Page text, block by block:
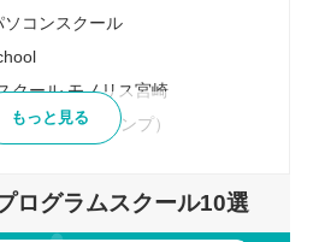
コンスクール
クール モノリス宮崎
（コードキャンプ）
CAMP
もっと見る
ログラムスクール10選